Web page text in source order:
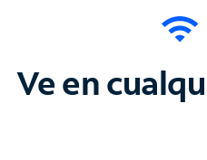
Ve en